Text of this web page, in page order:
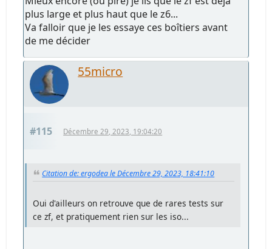
plus large et plus haut que le z6...
Va falloir que je les essaye ces boîtiers avant
de me décider
55micro
#115 Décembre 29, 2023, 19:04:20
Citation de: ergodea le Décembre 29, 2023, 18:41:10
Oui d'ailleurs on retrouve que de rares tests sur
ce zf, et pratiquement rien sur les iso...